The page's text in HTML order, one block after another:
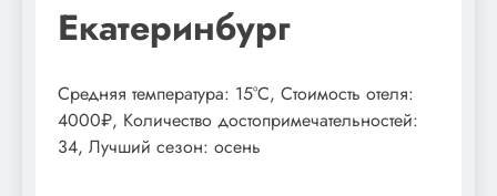
Екатеринбург
Средняя температура: 15°C, Стоимость отеля:
4000₽, Количество достопримечательностей:
34, Лучший сезон: осень